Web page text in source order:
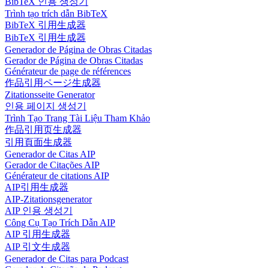
Trình tạo trích dẫn BibTeX
BibTeX 引用生成器
BibTeX 引用生成器
Generador de Página de Obras Citadas
Gerador de Página de Obras Citadas
Générateur de page de références
作品引用ページ生成器
Zitationsseite Generator
인용 페이지 생성기
Trình Tạo Trang Tài Liệu Tham Khảo
作品引用页生成器
引用頁面生成器
Generador de Citas AIP
Gerador de Citações AIP
Générateur de citations AIP
AIP引用生成器
AIP-Zitationsgenerator
AIP 인용 생성기
Công Cụ Tạo Trích Dẫn AIP
AIP 引用生成器
AIP 引文生成器
Generador de Citas para Podcast